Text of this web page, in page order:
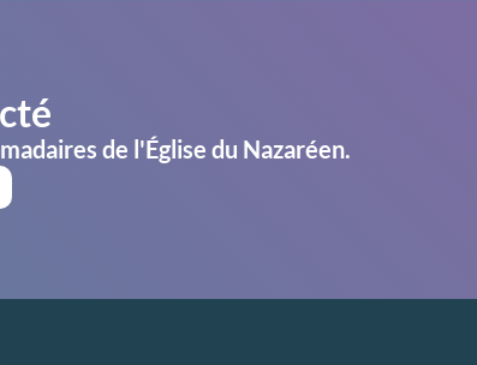
de l'Église du Nazaréen.